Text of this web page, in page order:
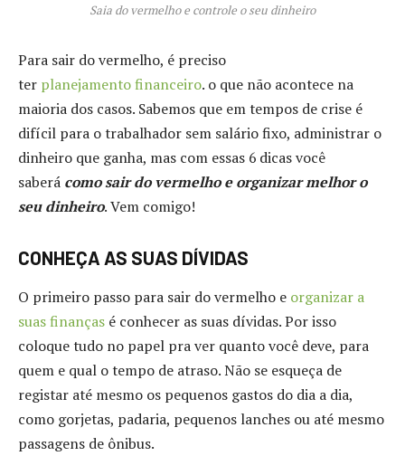
Saia do vermelho e controle o seu dinheiro
Para sair do vermelho, é preciso
ter planejamento financeiro. o que não acontece na
maioria dos casos. Sabemos que em tempos de crise é
difícil para o trabalhador sem salário fixo, administrar o
dinheiro que ganha, mas com essas 6 dicas você
saberá como sair do vermelho e organizar melhor o
seu dinheiro. Vem comigo!
CONHEÇA AS SUAS DÍVIDAS
O primeiro passo para sair do vermelho e organizar a
suas finanças é conhecer as suas dívidas. Por isso
coloque tudo no papel pra ver quanto você deve, para
quem e qual o tempo de atraso. Não se esqueça de
registar até mesmo os pequenos gastos do dia a dia,
como gorjetas, padaria, pequenos lanches ou até mesmo
passagens de ônibus.